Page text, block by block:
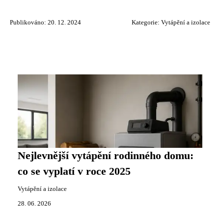
Publikováno: 20. 12. 2024 Kategorie: Vytápění a izolace
Nejlevnější vytápění rodinného domu:
co se vyplatí v roce 2025
Vytápění a izolace
28. 06. 2026